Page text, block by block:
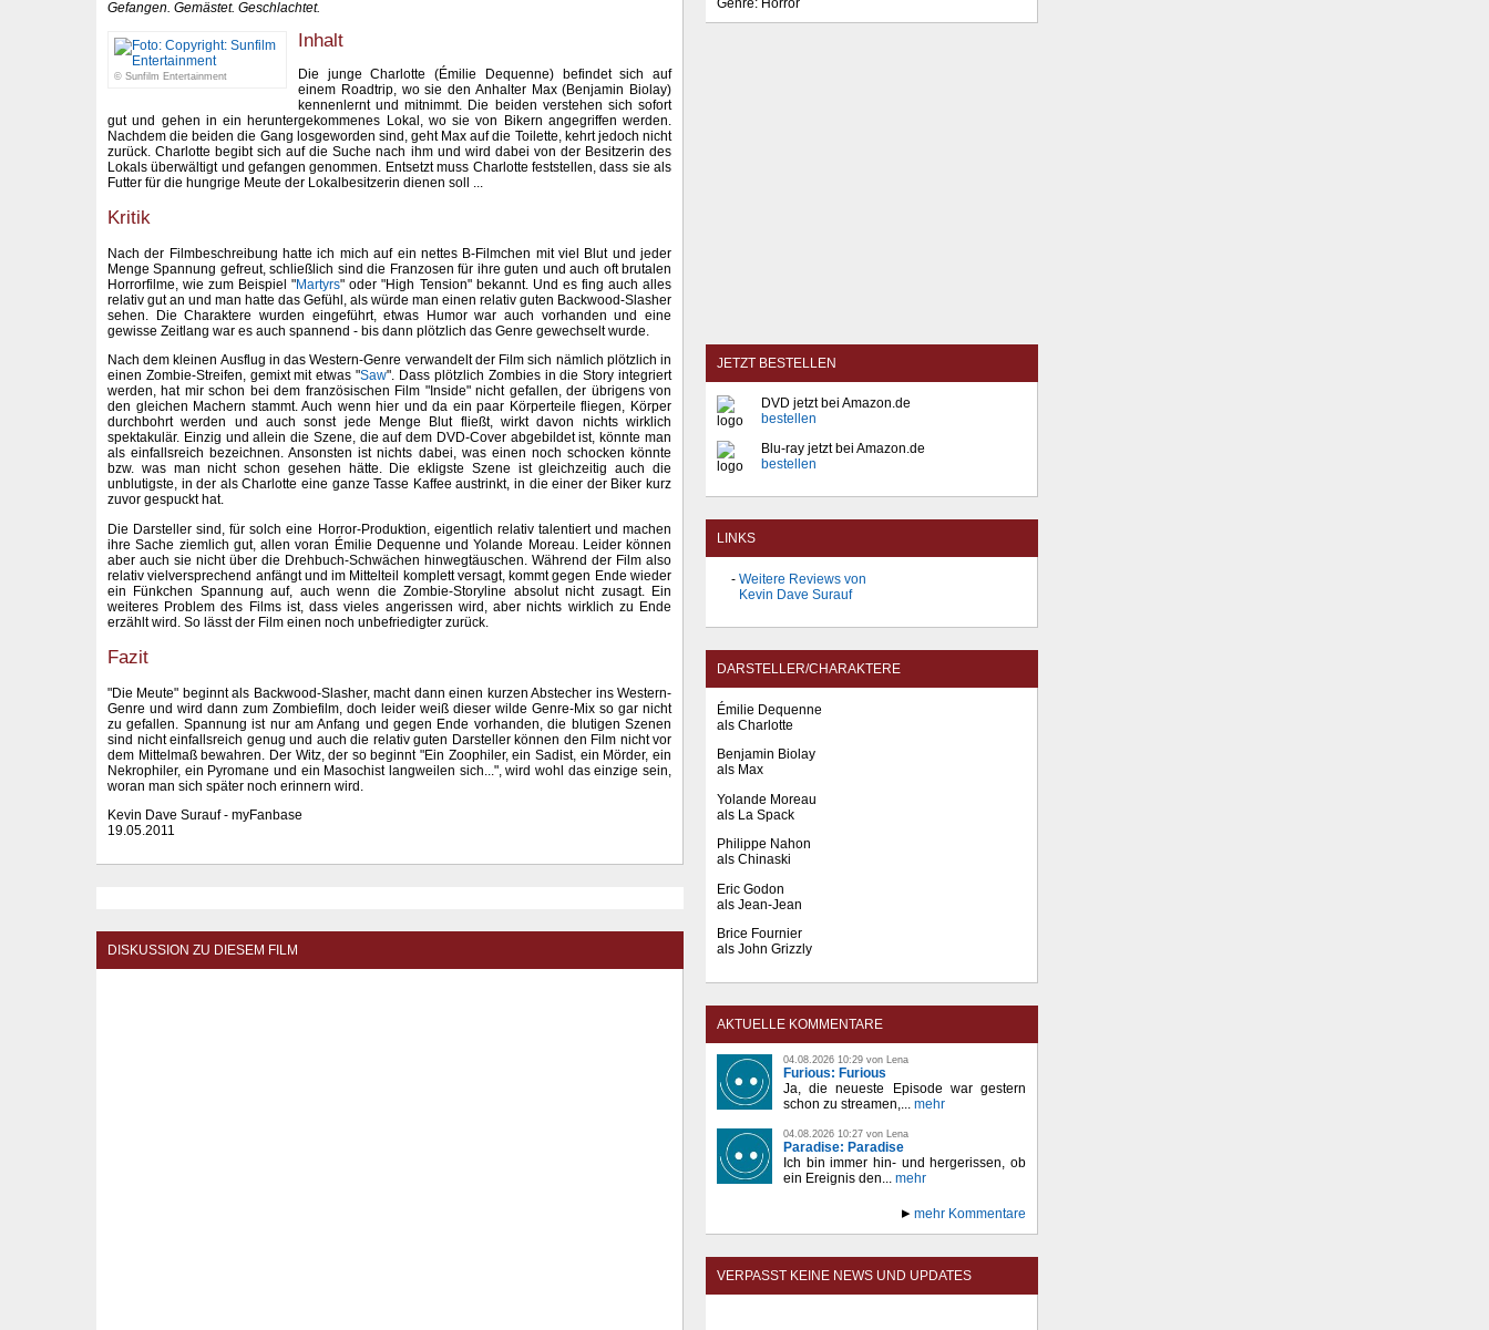
Gefangen. Gemästet. Geschlachtet.
© Sunfilm Entertainment
Inhalt
Die junge Charlotte (Émilie Dequenne) befindet sich auf
einem Roadtrip, wo sie den Anhalter Max (Benjamin Biolay)
kennenlernt und mitnimmt. Die beiden verstehen sich sofort
gut und gehen in ein heruntergekommenes Lokal, wo sie von Bikern angegriffen werden.
Nachdem die beiden die Gang losgeworden sind, geht Max auf die Toilette, kehrt jedoch nicht
zurück. Charlotte begibt sich auf die Suche nach ihm und wird dabei von der Besitzerin des
Lokals überwältigt und gefangen genommen. Entsetzt muss Charlotte feststellen, dass sie als
Futter für die hungrige Meute der Lokalbesitzerin dienen soll ...
Kritik
Nach der Filmbeschreibung hatte ich mich auf ein nettes B-Filmchen mit viel Blut und jeder
Menge Spannung gefreut, schließlich sind die Franzosen für ihre guten und auch oft brutalen
Horrorfilme, wie zum Beispiel "Martyrs" oder "High Tension" bekannt. Und es fing auch alles
relativ gut an und man hatte das Gefühl, als würde man einen relativ guten Backwood-Slasher
sehen. Die Charaktere wurden eingeführt, etwas Humor war auch vorhanden und eine
gewisse Zeitlang war es auch spannend - bis dann plötzlich das Genre gewechselt wurde.
Nach dem kleinen Ausflug in das Western-Genre verwandelt der Film sich nämlich plötzlich in
einen Zombie-Streifen, gemixt mit etwas "Saw". Dass plötzlich Zombies in die Story integriert
werden, hat mir schon bei dem französischen Film "Inside" nicht gefallen, der übrigens von
den gleichen Machern stammt. Auch wenn hier und da ein paar Körperteile fliegen, Körper
durchbohrt werden und auch sonst jede Menge Blut fließt, wirkt davon nichts wirklich
spektakulär. Einzig und allein die Szene, die auf dem DVD-Cover abgebildet ist, könnte man
als einfallsreich bezeichnen. Ansonsten ist nichts dabei, was einen noch schocken könnte
bzw. was man nicht schon gesehen hätte. Die ekligste Szene ist gleichzeitig auch die
unblutigste, in der als Charlotte eine ganze Tasse Kaffee austrinkt, in die einer der Biker kurz
zuvor gespuckt hat.
Die Darsteller sind, für solch eine Horror-Produktion, eigentlich relativ talentiert und machen
ihre Sache ziemlich gut, allen voran Émilie Dequenne und Yolande Moreau. Leider können
aber auch sie nicht über die Drehbuch-Schwächen hinwegtäuschen. Während der Film also
relativ vielversprechend anfängt und im Mittelteil komplett versagt, kommt gegen Ende wieder
ein Fünkchen Spannung auf, auch wenn die Zombie-Storyline absolut nicht zusagt. Ein
weiteres Problem des Films ist, dass vieles angerissen wird, aber nichts wirklich zu Ende
erzählt wird. So lässt der Film einen noch unbefriedigter zurück.
Fazit
"Die Meute" beginnt als Backwood-Slasher, macht dann einen kurzen Abstecher ins Western-
Genre und wird dann zum Zombiefilm, doch leider weiß dieser wilde Genre-Mix so gar nicht
zu gefallen. Spannung ist nur am Anfang und gegen Ende vorhanden, die blutigen Szenen
sind nicht einfallsreich genug und auch die relativ guten Darsteller können den Film nicht vor
dem Mittelmaß bewahren. Der Witz, der so beginnt "Ein Zoophiler, ein Sadist, ein Mörder, ein
Nekrophiler, ein Pyromane und ein Masochist langweilen sich...", wird wohl das einzige sein,
woran man sich später noch erinnern wird.
Kevin Dave Surauf - myFanbase
19.05.2011
DISKUSSION ZU DIESEM FILM
Genre: Horror
JETZT BESTELLEN
DVD jetzt bei Amazon.de
bestellen
Blu-ray jetzt bei Amazon.de
bestellen
LINKS
Weitere Reviews von
Kevin Dave Surauf
DARSTELLER/CHARAKTERE
Émilie Dequenne
als Charlotte
Benjamin Biolay
als Max
Yolande Moreau
als La Spack
Philippe Nahon
als Chinaski
Eric Godon
als Jean-Jean
Brice Fournier
als John Grizzly
AKTUELLE KOMMENTARE
04.08.2026 10:29 von Lena
Furious: Furious
Ja, die neueste Episode war gestern
schon zu streamen,...
mehr
04.08.2026 10:27 von Lena
Paradise: Paradise
Ich bin immer hin- und hergerissen, ob
ein Ereignis den...
mehr
mehr Kommentare
VERPASST KEINE NEWS UND UPDATES